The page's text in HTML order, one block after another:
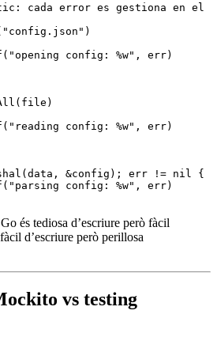
cada error es gestiona en el
"config.json" )
( "opening config: %w" , err)
(file)
( "reading config: %w" , err)
(data, &config); err != nil
{
( "parsing config: %w" , err)
és tediosa d’escriure però fàcil
d’escriure però perillosa
vs testing